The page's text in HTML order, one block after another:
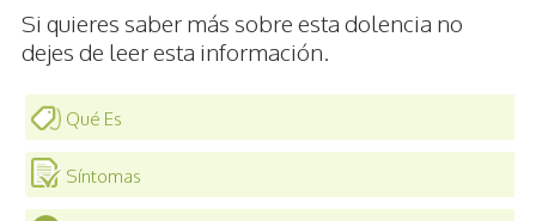
Si quieres saber más sobre esta dolencia no
dejes de leer esta información.
Qué Es
Síntomas